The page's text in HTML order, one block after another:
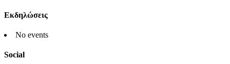
Εκδηλώσεις
No events
Social